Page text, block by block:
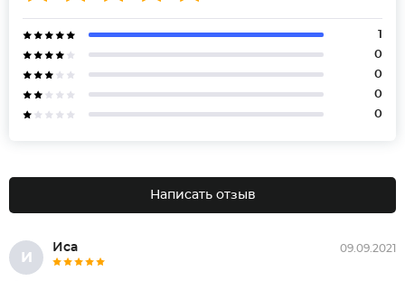
1
0
0
0
0
Написать отзыв
И
Иса 09.09.2021